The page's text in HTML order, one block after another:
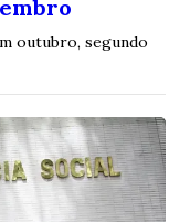
outubro, segundo